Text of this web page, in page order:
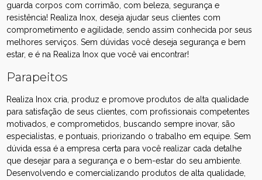
guarda corpos com corrimão, com beleza, segurança e
resistência! Realiza Inox, deseja ajudar seus clientes com
comprometimento e agilidade, sendo assim conhecida por seus
melhores serviços. Sem dúvidas você deseja segurança e bem
estar, e é na Realiza Inox que você vai encontrar!
Parapeitos
Realiza Inox cria, produz e promove produtos de alta qualidade
para satisfação de seus clientes, com profissionais competentes
motivados, e comprometidos, buscando sempre inovar, são
especialistas, e pontuais, priorizando o trabalho em equipe. Sem
dúvida essa é a empresa certa para você realizar cada detalhe
que desejar para a segurança e o bem-estar do seu ambiente.
Desenvolvendo e comercializando produtos de alta qualidade,